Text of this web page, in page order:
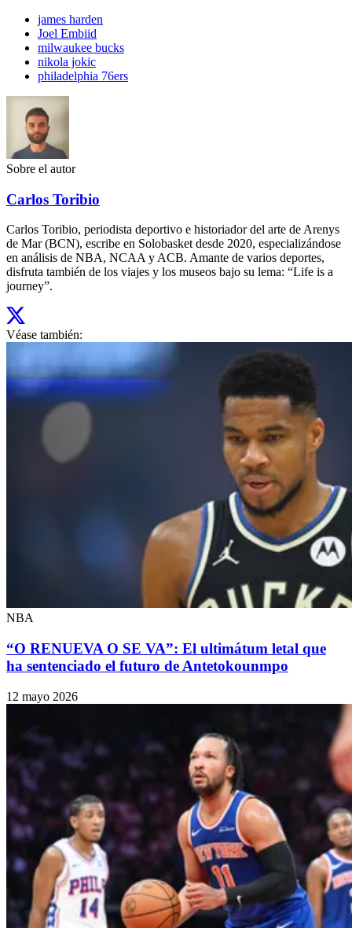
james harden
Joel Embiid
milwaukee bucks
nikola jokic
philadelphia 76ers
Sobre el autor
Carlos Toribio
Carlos Toribio, periodista deportivo e historiador del arte de Arenys
de Mar (BCN), escribe en Solobasket desde 2020, especializándose
en análisis de NBA, NCAA y ACB. Amante de varios deportes,
disfruta también de los viajes y los museos bajo su lema: “Life is a
journey”.
Véase también:
NBA
“O RENUEVA O SE VA”: El ultimátum letal que
ha sentenciado el futuro de Antetokounmpo
12 mayo 2026